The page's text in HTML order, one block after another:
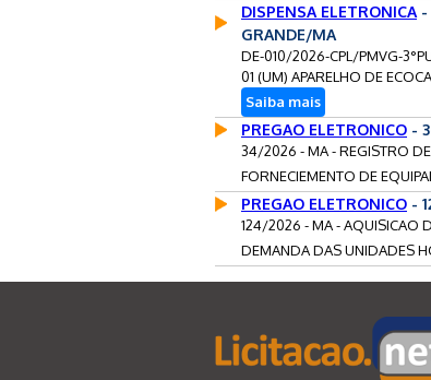
DISPENSA ELETRONICA -
GRANDE/MA
DE-010/2026-CPL/PMVG-
01 (UM) APARELHO DE
Saiba mais
PREGAO ELETRONICO -
34/2026 - MA - REGISTRO DE
FORNECIEMENTO DE
PREGAO ELETRONICO -
124/2026 - MA - AQUISICAO
DEMANDA DAS UNIDADES